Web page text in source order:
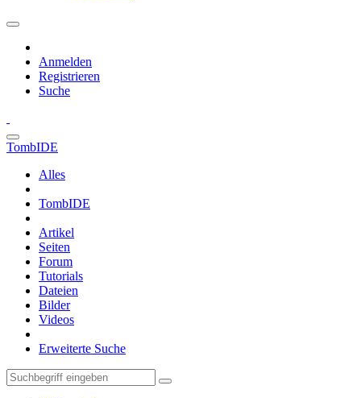
Anmelden
Registrieren
Suche
TombIDE
Alles
TombIDE
Artikel
Seiten
Forum
Tutorials
Dateien
Bilder
Videos
Erweiterte Suche